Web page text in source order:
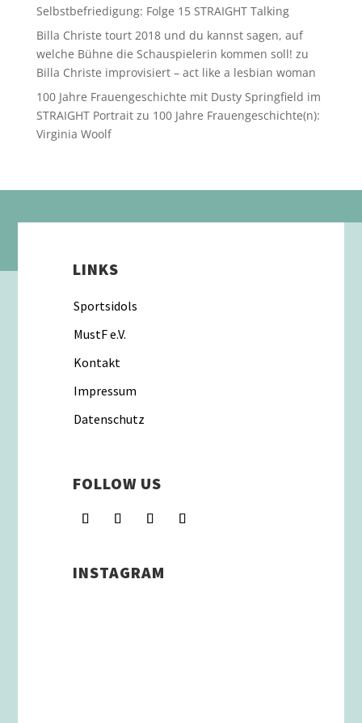
Selbstbefriedigung: Folge 15 STRAIGHT Talking
Billa Christe tourt 2018 und du kannst sagen, auf
welche Bühne die Schauspielerin kommen soll! zu
Billa Christe improvisiert – act like a lesbian woman
100 Jahre Frauengeschichte mit Dusty Springfield im
STRAIGHT Portraitzu 100 Jahre Frauengeschichte(n):
Virginia Woolf
LINKS
Sportsidols
MustF e.V.
Kontakt
Impressum
Datenschutz
FOLLOW US
INSTAGRAM